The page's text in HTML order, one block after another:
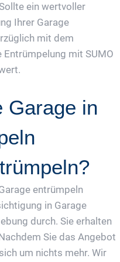
ein wertvoller
Ihrer Garage
mit dem
mit SUMO
Garage in
entrümpeln
in Garage
durch. Sie erhalten
Sie das Angebot
um nichts mehr. Wir